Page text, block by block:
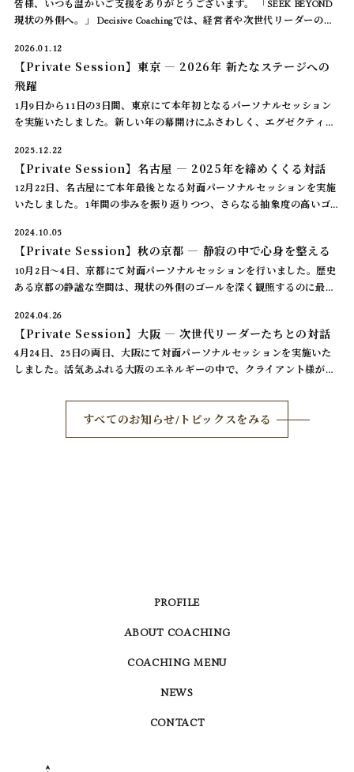
皆様、いつも温かいご支援をありがとうございます。 「SEEK BEYOND ――
現状の外側へ。」 Decisive Coachingでは、経営者や次世代リーダーの皆
2026.01.12
【Private Session】東京 ― 2026年 新たなステージへの
飛躍
1月9日から11日の3日間、東京にて本年初となるパーソナルセッション
を実施いたしました。新しい年の幕開けにふさわしく、エグゼクティブ
かな一歩を踏み出されまし […]
2025.12.22
【Private Session】名古屋 ― 2025年を締めくくる対話
12月22日、名古屋にて本年最後となる対面パーソナルセッションを実施
いたしました。1年間の歩みを振り返りつつ、さらなる抽象度の高いゴ
2024.10.05
【Private Session】秋の京都 ― 静寂の中で心身を整える
10月2日〜4日、京都にて対面パーソナルセッションを行いました。歴史
ある京都の静謐な空間は、現状の外側のゴールを深く観照するのに最適
2024.04.26
【Private Session】大阪 ― 次世代リーダーたちとの対話
4月24日、25日の両日、大阪にて対面パーソナルセッションを実施いた
しました。活気あふれる大阪のエネルギーの中で、クライアント様が自
すべてのお知らせ/トピックスをみる
PROFILE
ABOUT COACHING
COACHING MENU
NEWS
CONTACT